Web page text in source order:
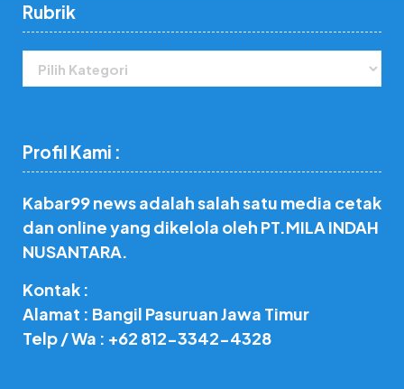
Rubrik
Profil Kami :
Kabar99 news adalah salah satu media cetak
dan online yang dikelola oleh PT.MILA INDAH
NUSANTARA.
Kontak :
Alamat : Bangil Pasuruan Jawa Timur
Telp / Wa : +62 812-3342-4328